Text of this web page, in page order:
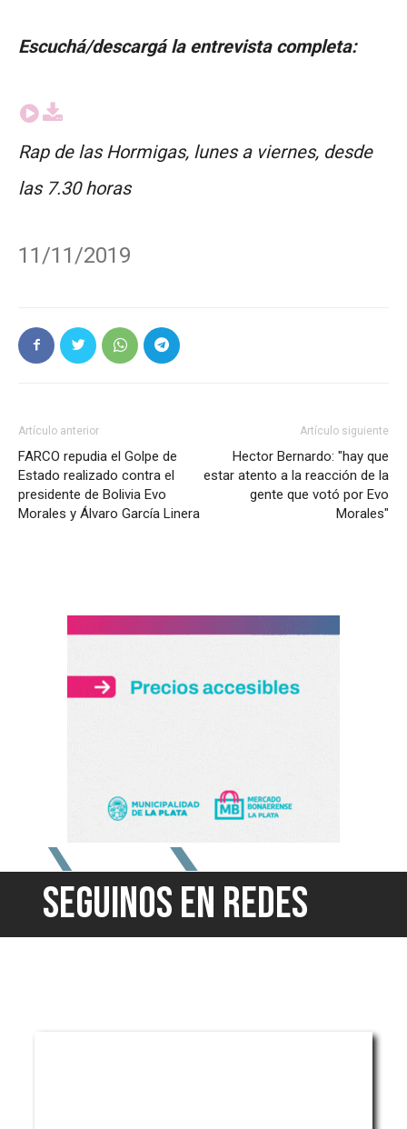
Escuchá/descargá la entrevista completa:
Rap de las Hormigas, lunes a viernes, desde
las 7.30 horas
11/11/2019
Artículo anterior
FARCO repudia el Golpe de
Estado realizado contra el
presidente de Bolivia Evo
Morales y Álvaro García Linera
Artículo siguiente
Hector Bernardo: "hay que
estar atento a la reacción de la
gente que votó por Evo
Morales"
SEGUINOS EN REDES